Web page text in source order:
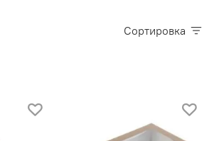
Сортировка